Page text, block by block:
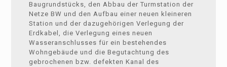
Baugrundstücks, den Abbau der Turmstation der
Netze BW und den Aufbau einer neuen kleineren
Station und der dazugehörigen Verlegung der
Erdkabel, die Verlegung eines neuen
Wasseranschlusses für ein bestehendes
Wohngebäude und die Begutachtung des
gebrochenen bzw. defekten Kanal des